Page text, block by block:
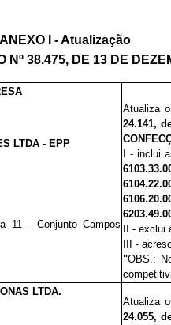
ANEXO I - Atualização
Nº 38.475, DE 13 DE
LTDA - EPP
11 - Conjunto Campos
Atualiza
24.141,
I - inclui
II - exclui
III -
"OBS.:
LTDA.
Atualiza
24.055,